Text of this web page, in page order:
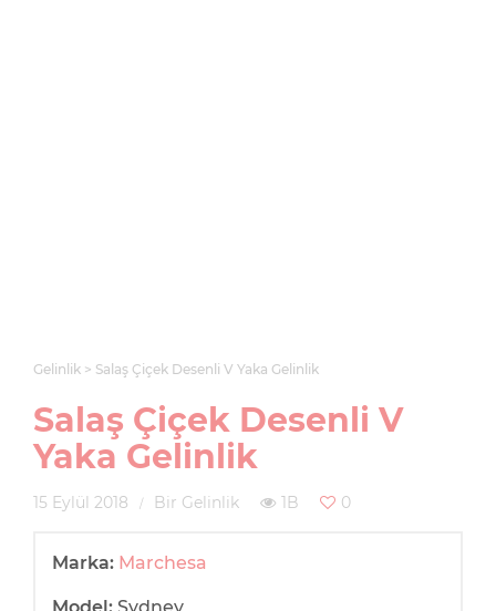
Gelinlik Salaş Çiçek Desenli V Yaka Gelinlik
Salaş Çiçek Desenli V
Yaka Gelinlik
15 Eylül 2018 Bir Gelinlik 1B 0
Marka: Marchesa